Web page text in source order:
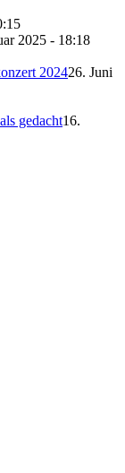
2025 - 18:18
202426. Juni
gedacht16.